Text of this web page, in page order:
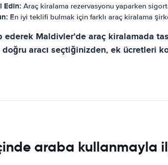
Edin: Araç kiralama rezervasyonu yaparken
En iyi teklifi bulmak için farklı araç kiralama
ederek Maldivler'de araç kiralamada
doğru aracı seçtiğinizden, ek ücretleri
araba kullanmayla